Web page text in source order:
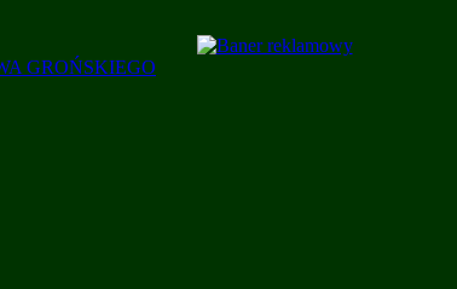
GROŃSKIEGO